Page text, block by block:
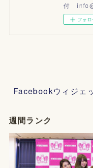
付
フォロ
Facebookウィジェ
週間ランク